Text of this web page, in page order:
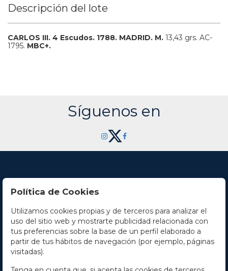
Descripción del lote
CARLOS III. 4 Escudos. 1788. MADRID. M. 13,43 grs. AC-
1795. MBC+.
Síguenos en
Contacto
Horario
La empresa
Política de Cookies
Utilizamos cookies propias y de terceros para analizar el
uso del sitio web y mostrarte publicidad relacionada con
tus preferencias sobre la base de un perfil elaborado a
partir de tus hábitos de navegación (por ejemplo, páginas
visitadas).